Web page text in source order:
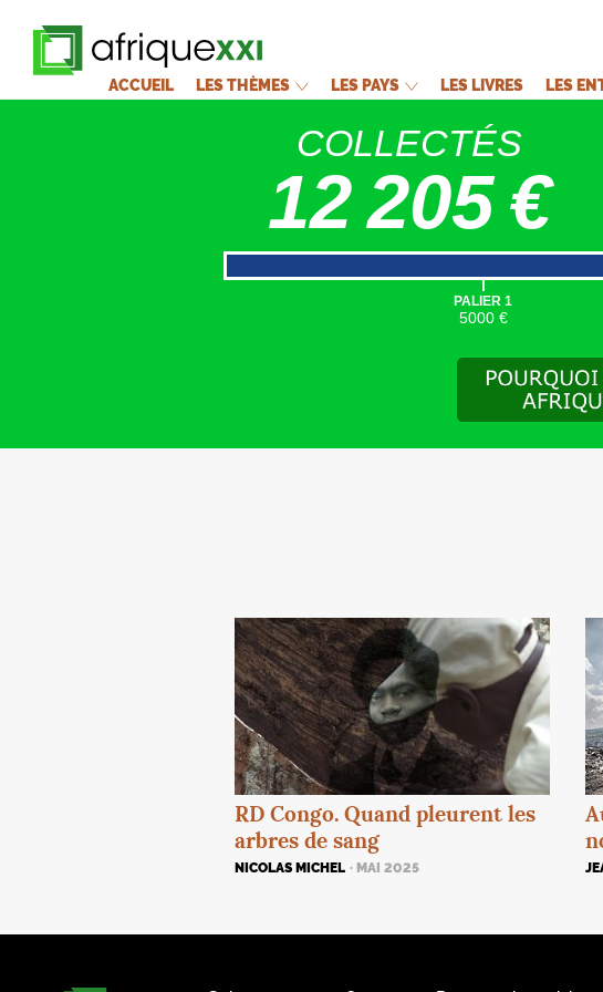
ACCUEIL LES THÈMES LES PAYS LES LIVRES LES
COLLECTÉS
12 205 €
|
PALIER 1
5000 €
RD Congo. Quand pleurent les
arbres de sang
NICOLAS MICHEL · MAI 2025